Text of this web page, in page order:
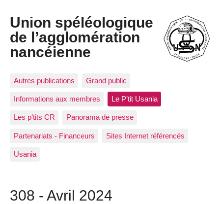
Union spéléologique
de l’agglomération
nancéienne
Autres publications Grand public
Informations aux membres Le P’tit Usania
Les p’tits CR Panorama de presse
Partenariats - Financeurs Sites Internet référencés
Usania
308 - Avril 2024